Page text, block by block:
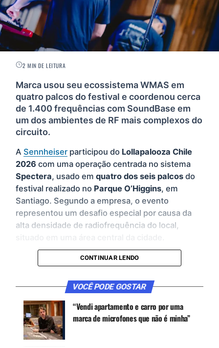
2 MIN DE LEITURA
Marca usou seu ecossistema WMAS em
quatro palcos do festival e coordenou cerca
de 1.400 frequências com SoundBase em
um dos ambientes de RF mais complexos do
circuito.
A Sennheiser participou do Lollapalooza Chile
2026 com uma operação centrada no sistema
Spectera, usado em quatro dos seis palcos do
festival realizado no Parque O’Higgins, em
Santiago. Segundo a empresa, o evento
representou um desafio especial por causa da
alta densidade de radiofrequência do local,
A coordenação de RF foi feita com o software
tempo real cerca de1.400 frequências
pelos diferentes artistas e equipes técnicas
durante os três dias de festival. A Sennheiser
afirmou que essa gestão foi decisiva para manter
estabilidade e confiabilidade nas transmissões de
áudio ao vivo.
CONTINUAR LENDO
VOCÊ PODE GOSTAR
“Vendi apartamento e carro por uma
marca de microfones que não é minha”